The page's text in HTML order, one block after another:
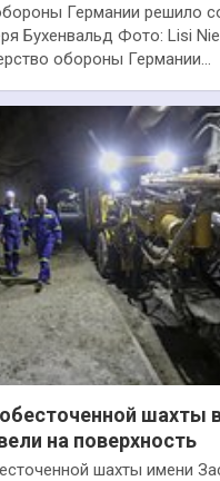
Германии решило
Бухенвальд Фото: Lisi
обороны Германии…
шахты
на поверхность
шахты имени